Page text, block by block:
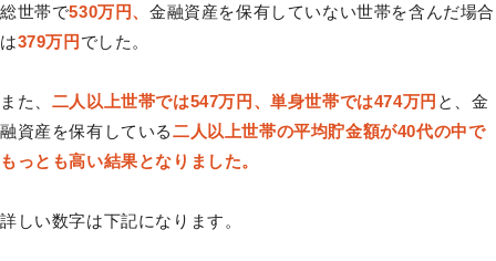
総世帯で530万円、金融資産を保有していない世帯を含んだ場合
は379万円 でした。
また、 二人以上世帯では547万円、単身世帯では474万円 と、金
融資産を保有している二人以上世帯の平均貯金額が40代の中で
もっとも高い結果となりました。
詳しい数字は下記になります。